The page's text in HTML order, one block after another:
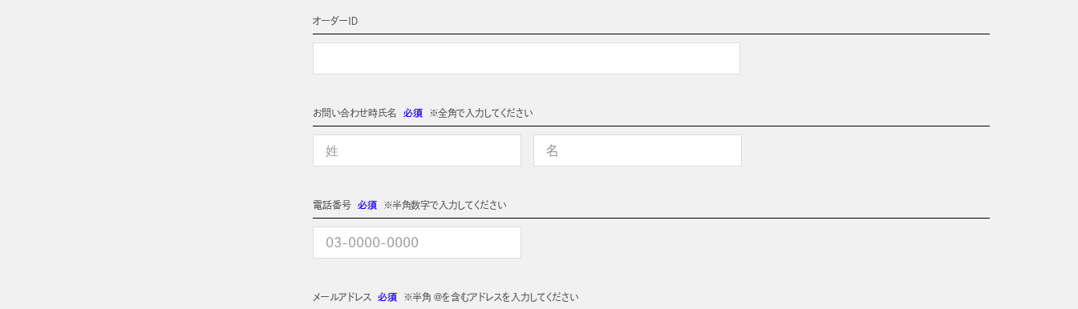
オーダーＩＤ
お問い合わせ時氏名 必須 ※全角で入力してください
電話番号 必須 ※半角数字で入力してください
メールアドレス 必須 ※半角 @を含むアドレスを入力してください